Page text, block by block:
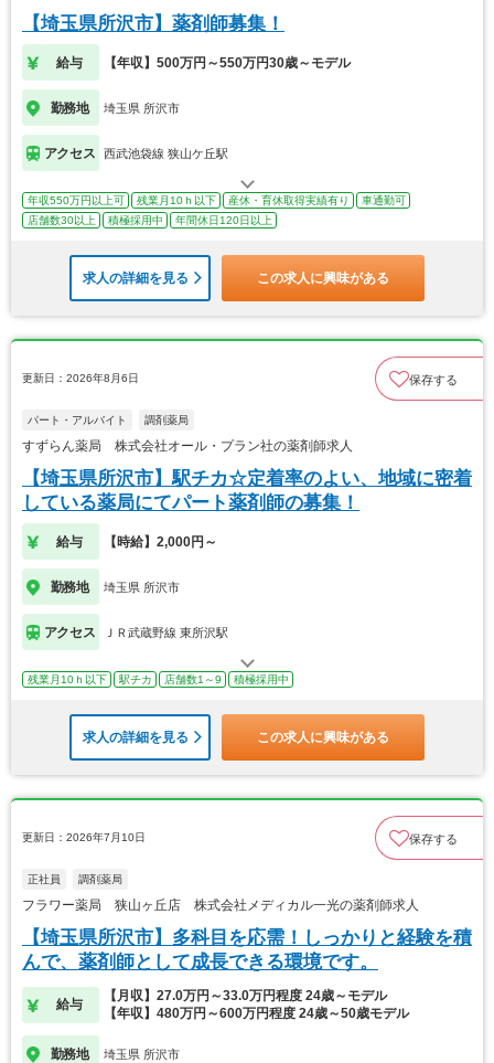
【埼玉県所沢市】薬剤師募集！
給与 【年収】500万円～550万円30歳～モデル
勤務地 埼玉県 所沢市
アクセス 西武池袋線 狭山ケ丘駅
年収550万円以上可 残業月10ｈ以下 産休・育休取得実績有り
車通勤可
店舗数30以上
積極採用中 年間休日120日以上
求人の詳細を見る この求人に興味がある
更新日：2026年8月6日 保存する
パート・アルバイト 調剤薬局
すずらん薬局 株式会社オール・プラン社の薬剤師求人
【埼玉県所沢市】駅チカ☆定着率のよい、地域に密着
している薬局にてパート薬剤師の募集！
給与 【時給】2,000円～
勤務地 埼玉県 所沢市
アクセス ＪＲ武蔵野線 東所沢駅
残業月10ｈ以下 駅チカ 店舗数1～9 積極採用中
求人の詳細を見る この求人に興味がある
更新日：2026年7月10日 保存する
正社員 調剤薬局
フラワー薬局 狭山ヶ丘店 株式会社メディカル一光の薬剤師求人
【埼玉県所沢市】多科目を応需！しっかりと経験を積
んで、薬剤師として成長できる環境です。
給与
【月収】27.0万円～33.0万円程度 24歳～モデル
【年収】480万円～600万円程度 24歳～50歳モデル
勤務地 埼玉県 所沢市